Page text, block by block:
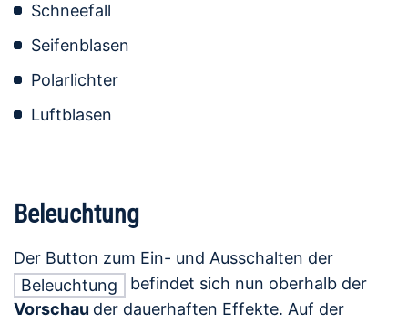
Schneefall
Seifenblasen
Polarlichter
Luftblasen
Beleuchtung
Der Button zum Ein- und Ausschalten der
Beleuchtung
befindet sich nun oberhalb der
Vorschau der dauerhaften Effekte. Auf der